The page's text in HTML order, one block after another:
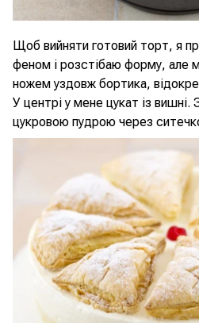
Щоб вийняти готовий торт, я
феном і розстібаю форму, але
ножем уздовж бортика,
У центрі у мене цукат із вишні.
цукровою пудрою через